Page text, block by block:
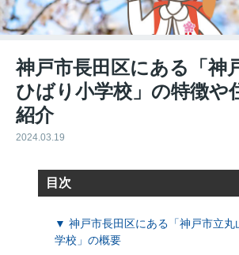
神戸市長田区にある「神
ひばり小学校」の特徴や
紹介
2024.03.19
目次
▼ 神戸市長田区にある「神戸市立丸
学校」の概要